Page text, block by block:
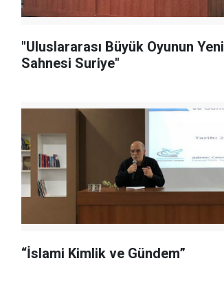
"Uluslararası Büyük Oyunun Yeni
Sahnesi Suriye"
“İslami Kimlik ve Gündem”